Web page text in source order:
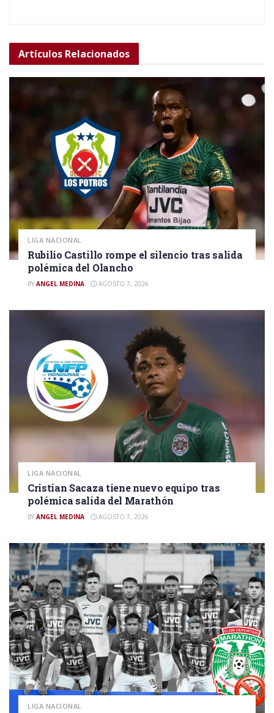
Artículos Relacionados
LIGA NACIONAL
Rubilio Castillo rompe el silencio tras salida
polémica del Olancho
BY ANGEL MEDINA AGOSTO 7, 2026
LIGA NACIONAL
Cristian Sacaza tiene nuevo equipo tras
polémica salida del Marathón
BY ANGEL MEDINA AGOSTO 7, 2026
LIGA NACIONAL